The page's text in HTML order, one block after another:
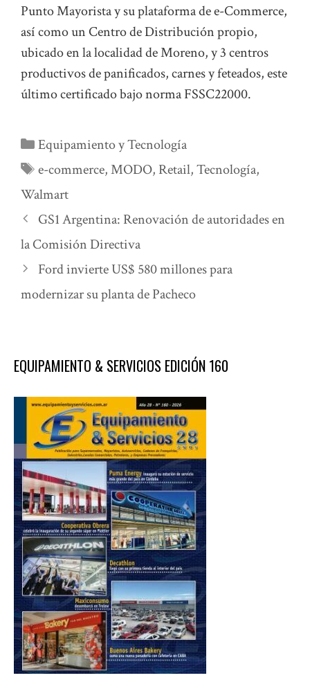
Punto Mayorista y su plataforma de e-Commerce,
así como un Centro de Distribución propio,
ubicado en la localidad de Moreno, y 3 centros
productivos de panificados, carnes y feteados, este
último certificado bajo norma FSSC22000.
Categorías
Equipamiento y Tecnología
Etiquetas
e-commerce,MODO, Retail,Tecnología,
Walmart
GS1 Argentina: Renovación de autoridades en
la Comisión Directiva
Ford invierte US$ 580 millones para
modernizar su planta de Pacheco
EQUIPAMIENTO & SERVICIOS EDICIÓN 160